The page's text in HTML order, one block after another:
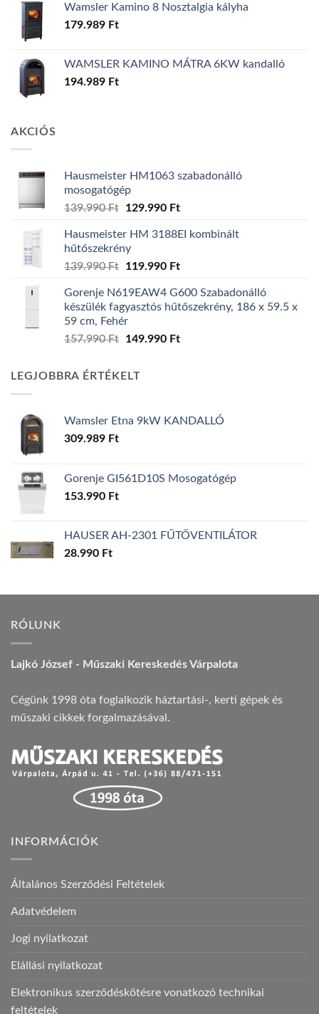
Wamsler Kamino 8 Nosztalgia kályha
179.989 Ft
WAMSLER KAMINO MÁTRA 6KW kandalló
194.989 Ft
AKCIÓS
Hausmeister HM1063 szabadonálló
mosogatógép
139.990Ft
Original
was:
139.990 Ft.
129.990 FtCurrent
is:
Hausmeister HM 3188EI kombinált
hűtőszekrény
139.990Ft
Original
was:
139.990 Ft.
119.990 FtCurrent
is:
119.990 Ft.
Gorenje N619EAW4 G600 Szabadonálló
készülék fagyasztós hűtőszekrény, 186 x 59.5 x
59 cm, Fehér
157.990Ft
Original
157.990 Ft.
149.990 FtCurrent
LEGJOBBRA ÉRTÉKELT
Wamsler Etna 9kW KANDALLÓ
309.989 Ft
Gorenje GI561D10S Mosogatógép
153.990 Ft
HAUSER AH-2301 FŰTŐVENTILÁTOR
28.990 Ft
RÓLUNK
Lajkó József - Műszaki Kereskedés Várpalota
Cégünk 1998 óta foglalkozik háztartási-, kerti gépek és
műszaki cikkek forgalmazásával.
INFORMÁCIÓK
Általános Szerződési Feltételek
Adatvédelem
Jogi nyilatkozat
Elállási nyilatkozat
Elektronikus szerződéskötésre vonatkozó technikai
feltételek